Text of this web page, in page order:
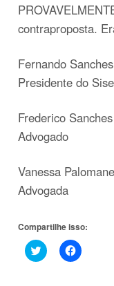
contraproposta.
Fernando
Presidente do
Frederico Sanches
Advogado
Vanessa
Advogada
Compartilhe isso:
Clique
para
Clique
para